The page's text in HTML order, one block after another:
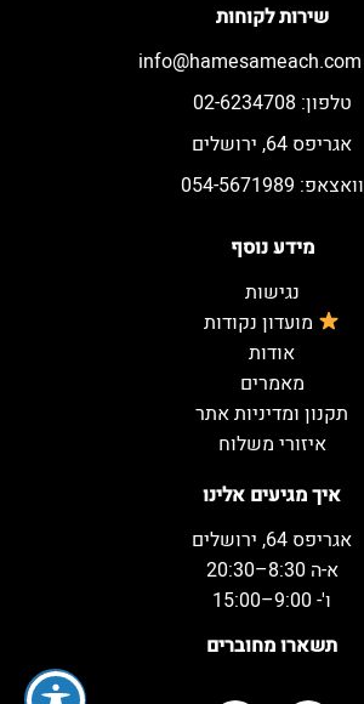
איך מגיעים אלינו
אגריפס 64, ירושלים
א-ה 8:30–20:30
ו'- 9:00–15:00
תשארו מחוברים
מידע נוסף
נגישות
מועדון נקודות
אודות
מאמרים
תקנון ומדיניות אתר
איזורי משלוח
שירות לקוחות
info@hamesameach.com
טלפון: 02-6234708
אגריפס 64, ירושלים
וואצאפ: 054-5671989